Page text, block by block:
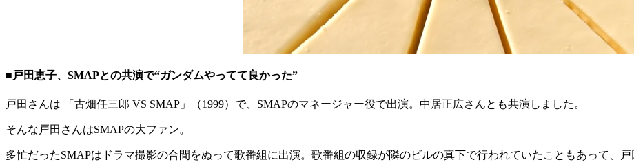
■戸田恵子、SMAPとの共演で“ガンダムやってて良かった”
戸田さんは 「古畑任三郎 VS SMAP」（1999）で、SMAPのマネージャー役で出演。中居正広さんとも共演しました。
そんな戸田さんはSMAPの大ファン。
多忙だったSMAPはドラマ撮影の合間をぬって歌番組に出演。歌番組の収録が隣のビルの真下で行われていたこともあって、